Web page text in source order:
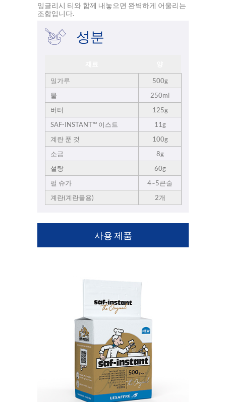
잉글리시 티와 함께 내놓으면 완벽하게 어울리는
조합입니다.
성분
밀가루
500g
물
250ml
버터
125g
SAF-INSTANT™ 이스트
11g
계란 푼 것
100g
소금
8g
설탕
60g
펄 슈가
4~5큰술
계란(계란물용)
2개
사용 제품